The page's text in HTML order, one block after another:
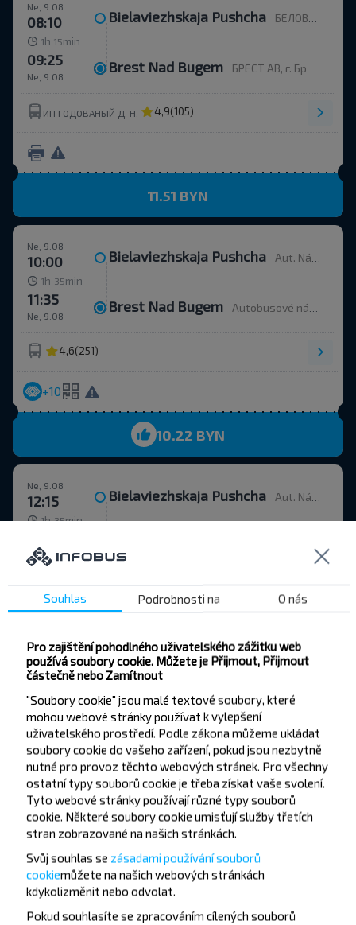
Ne, 9.08
08:10 Bielaviezhskaja Pushcha БЕЛОВЕЖСКАЯ ПУЩА, Каменюкский с/с Каменецкий р-н БРЕСТСКАЯ ОБЛ. Беларусь
1h 15 min
Ne, 9.08
09:25 Brest Nad Bugem БРЕСТ АВ, г. Брест, ул. Орджоникидзе, 12, Беларусь
ИП ГОДОВАНЫЙ Д. Н. 4,9(105)
11.51 BYN
Ne, 9.08
10:00 Bielaviezhskaja Pushcha Aut. Nádr.
1h 35 min
Ne, 9.08
11:35 Brest Nad Bugem Autobusové nádraží, ulice Ordžonikidze 12.
4,6(251)
+10
10.22 BYN
Ne, 9.08
12:15 Bielaviezhskaja Pushcha Aut. Nádr.
1h 35 min
Ne, 9.08
4,6(251)
10.22 BYN
Ne, 9.08
14:10 Bielaviezhskaja Pushcha БЕЛОВЕЖСКАЯ ПУЩА, Каменюкский с/с Каменецкий р-н БРЕСТСКАЯ ОБЛ. Беларусь
h 10 min
Ne, 9.08
15:20 Brest Nad Bugem БРЕСТ АВ, г. Брест, ул. Орджоникидзе, 12, Беларусь
ИП ГОДОВАНЫЙ Д. Н. 4,9(105)
11.51 BYN
Souhlas Podrobnosti na O nás
Pro zajištění pohodlného uživatelského zážitku web
používá soubory cookie. Můžete je Přijmout, Přijmout
částečně nebo Zamítnout
"Soubory cookie" jsou malé textové soubory, které
mohou webové stránky používat k vylepšení
uživatelského prostředí. Podle zákona můžeme ukládat
soubory cookie do vašeho zařízení, pokud jsou nezbytně
nutné pro provoz těchto webových stránek. Pro všechny
ostatní typy souborů cookie je třeba získat vaše svolení.
Tyto webové stránky používají různé typy souborů
cookie. Některé soubory cookie umisťují služby třetích
stran zobrazované na našich stránkách.
Svůj souhlas se zásadami používání souborů
cookiemůžete na našich webových stránkách
kdykolizměnit nebo odvolat.
Pokud souhlasíte se zpracováním cílených souborů